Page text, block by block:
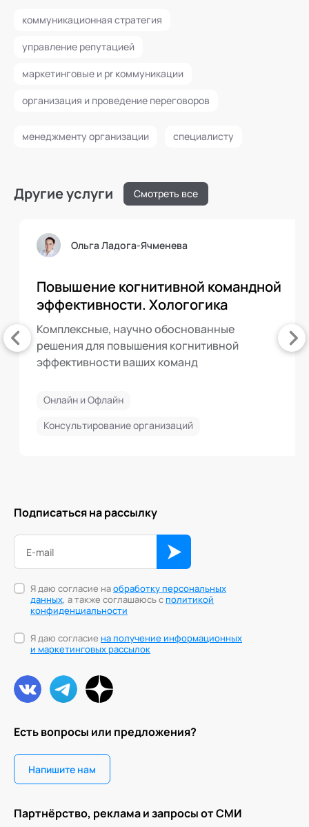
коммуникационная стратегия
управление репутацией
маркетинговые и pr коммуникации
организация и проведение переговоров
менеджменту организации специалисту
Другие услуги Смотреть все
Ольга Ладога-Ячменева
Повышение когнитивной командной
эффективности. Хологогика
Комплексные, научно обоснованные
решения для повышения когнитивной
эффективности ваших команд
Онлайн и Офлайн
Консультирование организаций
Есть вопросы или предложения?
Напишите нам
Партнёрство, реклама и запросы от СМИ
Подписаться на рассылку
Я даю согласие наобработку персональных
данных, а также соглашаюсь сполитикой
конфиденциальности
Я даю согласие на получение информационных
и маркетинговых рассылок